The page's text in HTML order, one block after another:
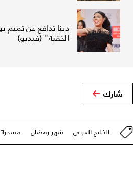
دينا تدافع عن
الخفية" (فيديو)
شارك
الخليج العربي شهر رمضان